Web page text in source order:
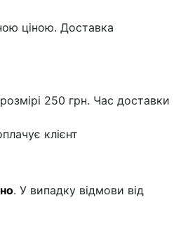
ціною. Доставка
250 грн. Час доставки
клієнт
. У випадку відмови від